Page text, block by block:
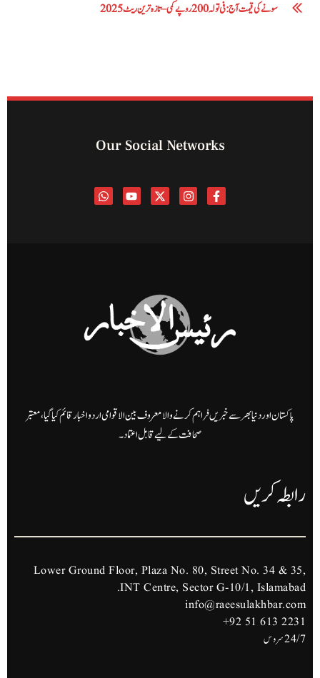
سونے کی قیمت آج: فی تولہ 200 روپے کمی – تازہ ترین ریٹ 2025
Our Social Networks
پاکستان اور دنیا بھر سے خبریں فراہم کرنے والا معروف بین الاقوامی اردو اخبار قائم کیا گیا، معتبر
صحافت کے لیے قابل اعتماد۔
رابطہ کریں
Lower Ground Floor, Plaza No. 80, Street No. 34 & 35,
INT Centre, Sector G-10/1, Islamabad.
info@raeesulakhbar.com
+92 51 613 2231
24/7 سروس